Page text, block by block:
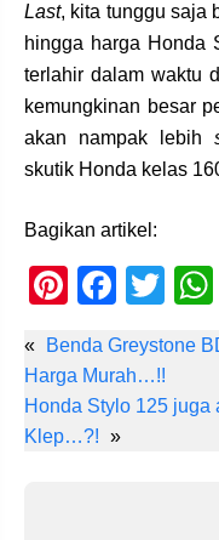
Last, kita tunggu saja
hingga harga Honda
terlahir dalam waktu
kemungkinan besar
akan nampak lebih
skutik Honda kelas
Bagikan artikel:
Pi
er
e
st
F
c
e
b
T
tt
er
«
Benda Greystone
Harga Murah…!!
Honda Stylo 125 juga
Klep…?! »